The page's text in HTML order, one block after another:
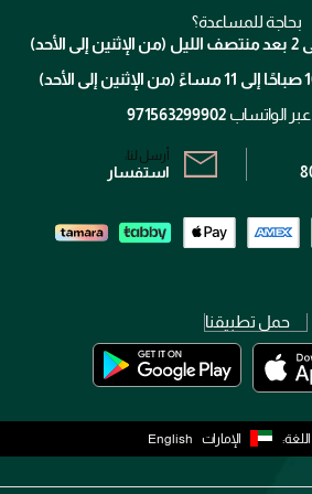
بحاجة للمساعدة؟
الواتساب 971563299902
أرسل لنا:
استفسار
حمل تطبيقنا
الإمارات English